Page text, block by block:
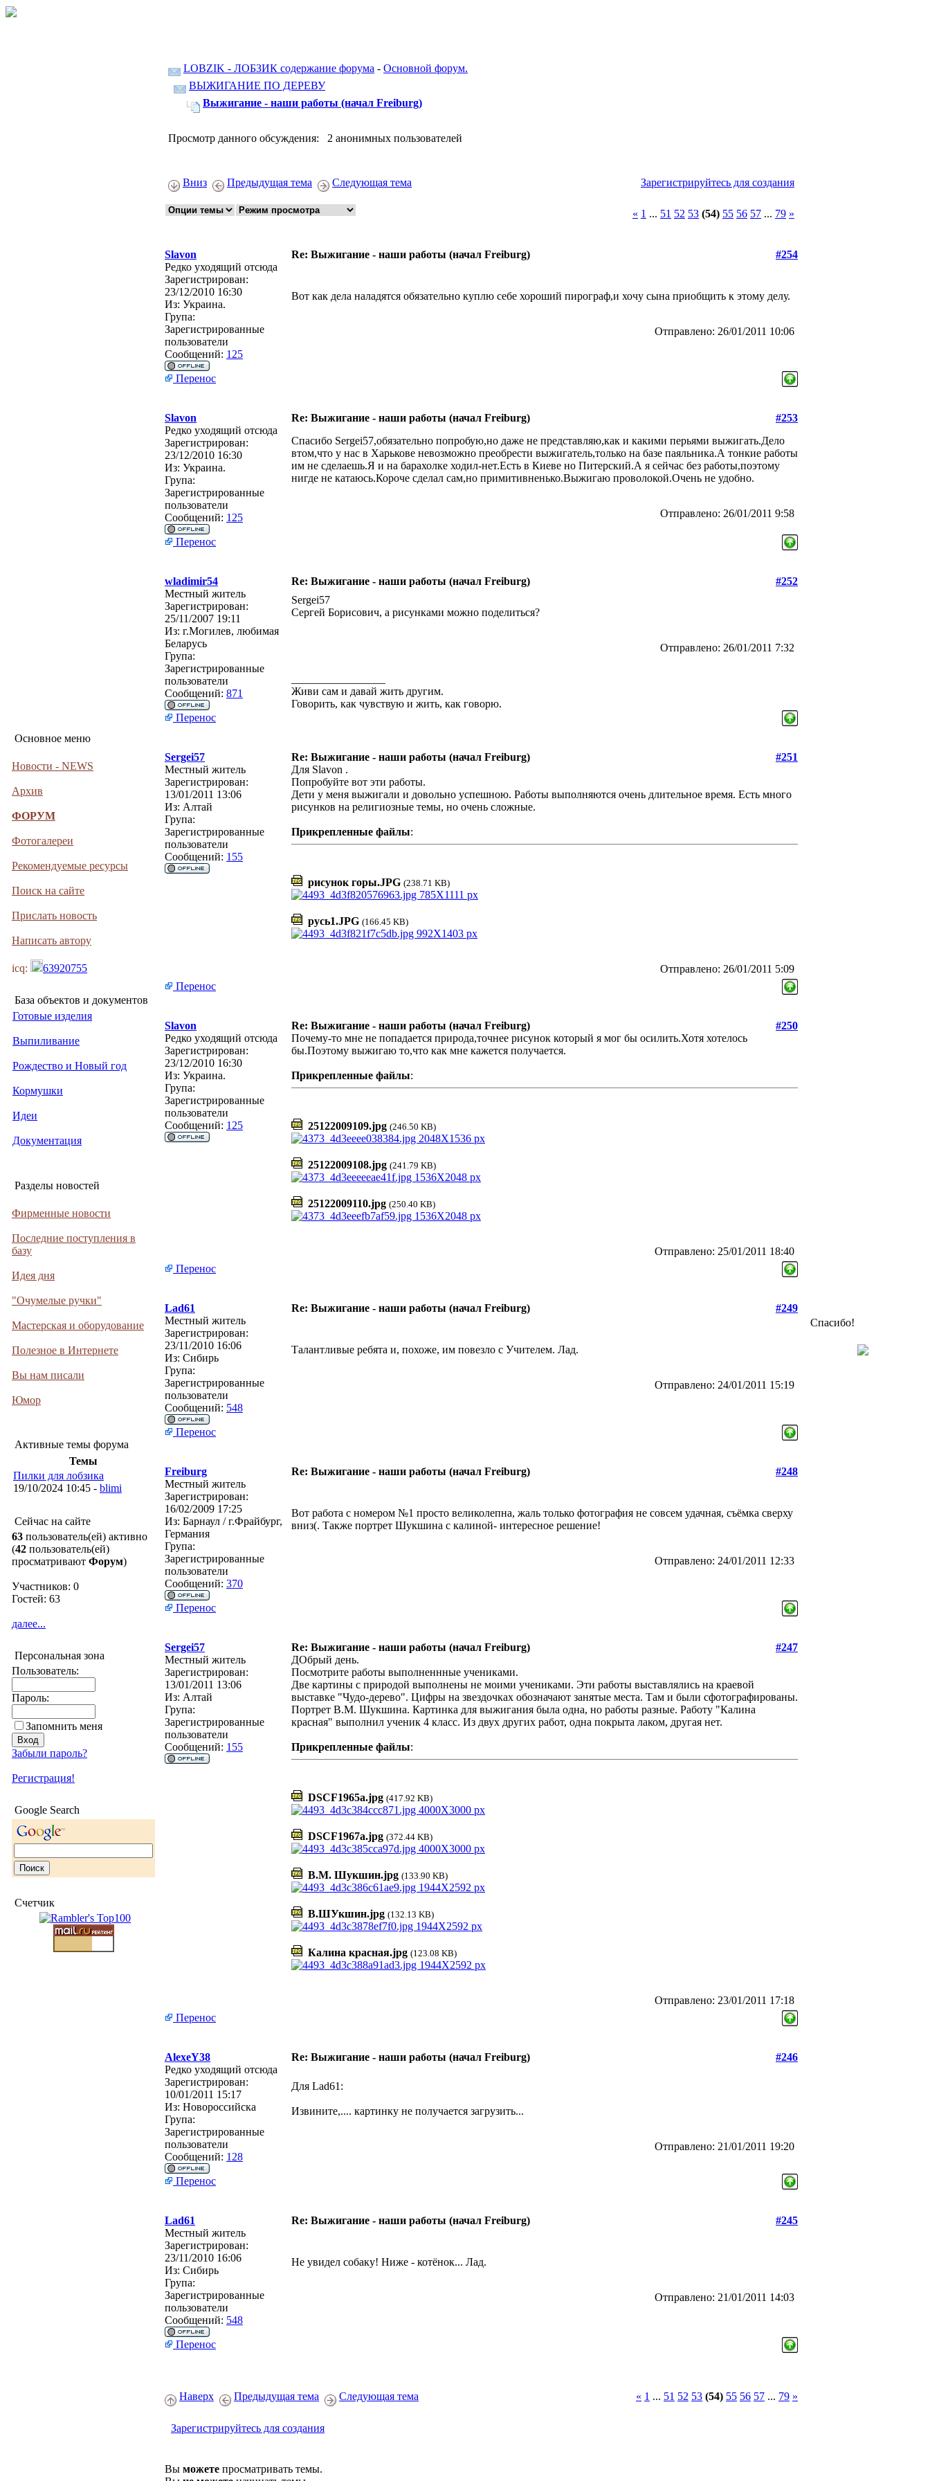
Основное меню
Новости - NEWS
Архив
ФОРУМ
Фотогалереи
Рекомендуемые ресурсы
Поиск на сайте
Прислать новость
Написать автору
icq: 63920755
База объектов и документов
Готовые изделия
Выпиливание
Рождество и Новый год
Кормушки
Идеи
Документация
Разделы новостей
Фирменные новости
Последние поступления в
базу
Идея дня
"Очумелые ручки"
Мастерская и оборудование
Полезное в Интернете
Вы нам писали
Юмор
Активные темы форума
Темы
Пилки для лобзика
19/10/2024 10:45 - blimi
Сейчас на сайте
63 пользователь(ей) активно
(42 пользователь(ей)
просматривают Форум)
Участников: 0
Гостей: 63
далее...
Персональная зона
Пользователь:
Пароль:
Запомнить меня
Забыли пароль?
Регистрация!
Google Search
Счетчик
LOBZIK - ЛОБЗИК содержание форума - Основной форум.
ВЫЖИГАНИЕ ПО ДЕРЕВУ
Выжигание - наши работы (начал Freiburg)
Просмотр данного обсуждения: 2 анонимных пользователей
Вниз Предыдущая тема Следующая тема Зарегистрируйтесь для создания
« 1 ... 51 52 53 (54) 55 56 57 ... 79 »
Slavon Re: Выжигание - наши работы (начал Freiburg)
#254
Редко уходящий отсюда
Зарегистрирован:
23/12/2010 16:30
Из: Украина.
Група:
Зарегистрированные
пользователи
Сообщений: 125
Вот как дела наладятся обязательно куплю себе хороший пирограф,и хочу сына приобщить к этому делу.
Отправлено: 26/01/2011 10:06
Перенос
Slavon Re: Выжигание - наши работы (начал Freiburg)
#253
Редко уходящий отсюда
Зарегистрирован:
23/12/2010 16:30
Из: Украина.
Група:
Зарегистрированные
пользователи
Сообщений: 125
Спасибо Sergei57,обязательно попробую,но даже не представляю,как и какими перьями выжигать.Дело
втом,что у нас в Харькове невозможно преобрести выжигатель,только на базе паяльника.А тонкие работы
им не сделаешь.Я и на барахолке ходил-нет.Есть в Киеве но Питерский.А я сейчас без работы,поэтому
нигде не катаюсь.Короче сделал сам,но примитивненько.Выжигаю проволокой.Очень не удобно.
Отправлено: 26/01/2011 9:58
Перенос
wladimir54 Re: Выжигание - наши работы (начал Freiburg)
#252
Местный житель
Зарегистрирован:
25/11/2007 19:11
Из: г.Могилев, любимая
Беларусь
Група:
Зарегистрированные
пользователи
Сообщений: 871
Sergei57
Сергей Борисович, а рисунками можно поделиться?
Отправлено: 26/01/2011 7:32
Живи сам и давай жить другим.
Говорить, как чувствую и жить, как говорю.
Перенос
Sergei57 Re: Выжигание - наши работы (начал Freiburg)
#251
Местный житель
Зарегистрирован:
13/01/2011 13:06
Из: Алтай
Група:
Зарегистрированные
пользователи
Сообщений: 155
Для Slavon .
Попробуйте вот эти работы.
Дети у меня выжигали и довольно успешною. Работы выполняются очень длительное время. Есть много
рисунков на религиозные темы, но очень сложные.
Прикрепленные файлы:
рисунок горы.JPG (238.71 KB)
русь1.JPG (166.45 KB)
Отправлено: 26/01/2011 5:09
Перенос
Slavon Re: Выжигание - наши работы (начал Freiburg)
#250
Редко уходящий отсюда
Зарегистрирован:
23/12/2010 16:30
Из: Украина.
Група:
Зарегистрированные
пользователи
Сообщений: 125
Почему-то мне не попадается природа,точнее рисунок который я мог бы осилить.Хотя хотелось
бы.Поэтому выжигаю то,что как мне кажется получается.
Прикрепленные файлы:
25122009109.jpg (246.50 KB)
25122009108.jpg (241.79 KB)
25122009110.jpg (250.40 KB)
Отправлено: 25/01/2011 18:40
Перенос
Lad61 Re: Выжигание - наши работы (начал Freiburg)
#249
Местный житель
Зарегистрирован:
23/11/2010 16:06
Из: Сибирь
Група:
Зарегистрированные
пользователи
Сообщений: 548
Талантливые ребята и, похоже, им повезло с Учителем. Лад.
Отправлено: 24/01/2011 15:19
Перенос
Freiburg Re: Выжигание - наши работы (начал Freiburg)
#248
Местный житель
Зарегистрирован:
16/02/2009 17:25
Из: Барнаул / г.Фрайбург,
Германия
Група:
Зарегистрированные
пользователи
Сообщений: 370
Вот работа с номером №1 просто великолепна, жаль только фотография не совсем удачная, съёмка сверху
вниз(. Также портрет Шукшина с калиной- интересное решение!
Отправлено: 24/01/2011 12:33
Перенос
Sergei57 Re: Выжигание - наши работы (начал Freiburg)
#247
Местный житель
Зарегистрирован:
13/01/2011 13:06
Из: Алтай
Група:
Зарегистрированные
пользователи
Сообщений: 155
ДОбрый день.
Посмотрите работы выполненнные учениками.
Две картины с природой выполнены не моими учениками. Эти работы выставлялись на краевой
выставке "Чудо-дерево". Цифры на звездочках обозначают занятые места. Там и были сфотографированы.
Портрет В.М. Шукшина. Картинка для выжигания была одна, но работы разные. Работу "Калина
красная" выполнил ученик 4 класс. Из двух других работ, одна покрыта лаком, другая нет.
Прикрепленные файлы:
DSCF1965а.jpg (417.92 KB)
DSCF1967а.jpg (372.44 KB)
В.М. Шукшин.jpg (133.90 KB)
В.ШУкшин.jpg (132.13 KB)
Калина красная.jpg (123.08 KB)
Отправлено: 23/01/2011 17:18
Перенос
AlexeY38 Re: Выжигание - наши работы (начал Freiburg)
#246
Редко уходящий отсюда
Зарегистрирован:
10/01/2011 15:17
Из: Новороссийска
Група:
Зарегистрированные
пользователи
Сообщений: 128
Для Lad61:
Извините,.... картинку не получается загрузить...
Отправлено: 21/01/2011 19:20
Перенос
Lad61 Re: Выжигание - наши работы (начал Freiburg)
#245
Местный житель
Зарегистрирован:
23/11/2010 16:06
Из: Сибирь
Група:
Зарегистрированные
пользователи
Сообщений: 548
Не увидел собаку! Ниже - котёнок... Лад.
Отправлено: 21/01/2011 14:03
Перенос
Наверх Предыдущая тема Следующая тема « 1 ... 51 52 53 (54) 55 56 57 ... 79 »
Зарегистрируйтесь для создания
Вы можете просматривать темы.
Спасибо!